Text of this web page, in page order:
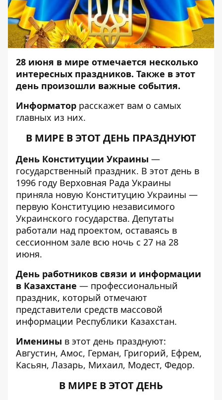
28 июня в мире отмечается несколько
интересных праздников. Также в этот
день произошли важные события.
Информатор расскажет вам о самых
главных из них.
В МИРЕ В ЭТОТ ДЕНЬ ПРАЗДНУЮТ
День Конституции Украины —
государственный праздник. В этот день в
1996 году Верховная Рада Украины
приняла новую Конституцию Украины —
первую Конституцию независимого
Украинского государства. Депутаты
работали над проектом, оставаясь в
сессионном зале всю ночь с 27 на 28
июня.
День работников связи и информации
в Казахстане — профессиональный
праздник, который отмечают
представители средств массовой
информации Республики Казахстан.
Именины в этот день празднуют:
Августин, Амос, Герман, Григорий, Ефрем,
Касьян, Лазарь, Михаил, Модест, Федор.
В МИРЕ В ЭТОТ ДЕНЬ